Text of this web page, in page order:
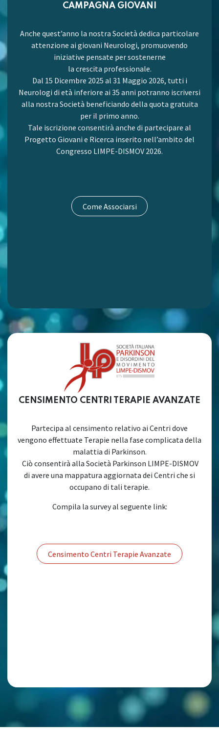
CAMPAGNA GIOVANI
Anche quest’anno la nostra Società dedica particolare
attenzione ai giovani Neurologi, promuovendo
iniziative pensate per sostenerne
la crescita professionale.
Dal 15 Dicembre 2025 al 31 Maggio 2026, tutti i
Neurologi di età inferiore ai 35 anni potranno iscriversi
alla nostra Società beneficiando della quota gratuita
per il primo anno.
Tale iscrizione consentirà anche di partecipare al
Progetto Giovani e Ricerca inserito nell’ambito del
Congresso LIMPE-DISMOV 2026.
Come Associarsi
CENSIMENTO CENTRI TERAPIE AVANZATE
Partecipa al censimento relativo ai Centri dove
vengono effettuate Terapie nella fase complicata della
malattia di Parkinson.
Ciò consentirà alla Società Parkinson LIMPE-DISMOV
di avere una mappatura aggiornata dei Centri che si
occupano di tali terapie.
Compila la survey al seguente link:
Censimento Centri Terapie Avanzate